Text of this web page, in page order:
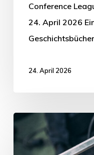
Conference
24. April 2026
24. April 2026